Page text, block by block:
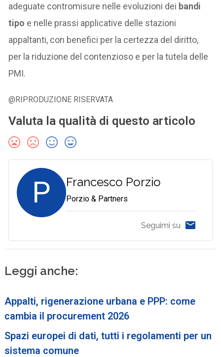
adeguate contromisure nelle evoluzioni dei bandi
tipo e nelle prassi applicative delle stazioni
appaltanti, con benefici per la certezza del diritto,
per la riduzione del contenzioso e per la tutela delle
PMI.
@RIPRODUZIONE RISERVATA
Valuta la qualità di questo articolo
P Francesco Porzio
Porzio & Partners
Seguimi su
Leggi anche:
Appalti, rigenerazione urbana e PPP: come
cambia il procurement 2026
Spazi europei di dati, tutti i regolamenti per un
sistema comune